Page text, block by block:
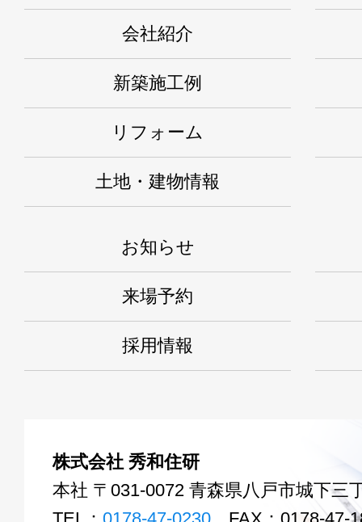
会社紹介
新築施工例
リフォーム
土地・建物情報
お知らせ
来場予約
採用情報
株式会社 秀和住研
本社 〒031-0072 青森県八戸市城下三